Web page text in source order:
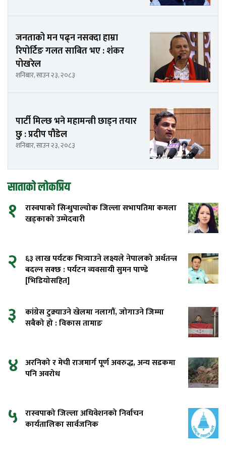
जनताको मन पढ्न नसक्दा हाम्रा
रिपोर्टिङ गलत साबित भए : शंकर
पोखरेल
शनिबार, साउन २३, २०८३
पार्टी मिल्छ भने महामन्त्री छाड्न तयार
छु : प्रदीप पौडेल
शनिबार, साउन २३, २०८३
साताको लोकप्रिय
१
रास्वपाको सिन्धुपाल्चोक जिल्ला सभापतिमा कमला
खड्काको उम्मेदवारी
२
६३ लाख पर्यटक भित्र्याउने लक्ष्यले नेपालको अर्थतन्त्र
बदल्न सक्छ : पर्यटन व्यवसायी सुमन पाण्डे
[भिडियोसहित]
३
कांग्रेस टुक्र्याउने खेलमा नलागौं, जोगाउने जिम्मा
सबैको हो : विकास तामाङ
४ अरनिको र मेची राजमार्ग पूर्ण अवरुद्ध, अन्य सडकमा
पनि अवरोध
५ रास्वपाको जिल्ला अधिवेशनको निर्वाचन
कार्यतालिका सार्वजनिक